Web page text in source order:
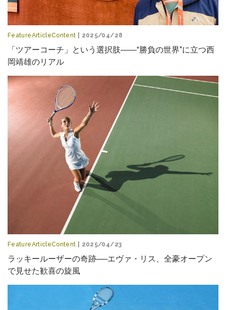
FeatureArticleContent | 2025/04/28
「ツアーコーチ」という選択肢――“勝負の世界”に立つ西
岡靖雄のリアル
FeatureArticleContent | 2025/04/23
ラッキールーザーの奇跡──エヴァ・リス、全豪オープン
で見せた歓喜の旋風